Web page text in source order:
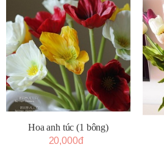
Hoa anh túc (1 bông)
20,000đ